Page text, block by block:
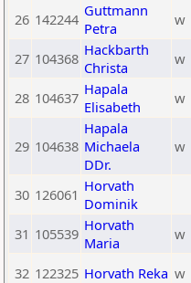
26 142244 Guttmann
Petra
w
27 104368 Hackbarth
Christa
w
28 104637 Hapala
Elisabeth
w
29 104638
Hapala
Michaela
DDr.
w
30 126061 Horvath
Dominik
31 105539 Horvath
Maria
w
32 122325 Horvath Reka w